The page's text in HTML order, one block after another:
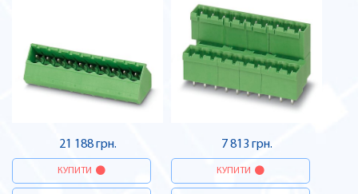
21 188 грн.
КУПИТИ
7 813 грн.
КУПИТИ